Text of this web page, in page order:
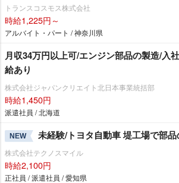
トランスコスモス株式会社
時給1,225円～
アルバイト・パート / 神奈川県
月収34万円以上可/エンジン部品の製造/入
給あり
株式会社ジャパンクリエイト北日本事業統括部
時給1,450円
派遣社員 / 北海道
NEW 未経験/トヨタ自動車 堤工場で部
株式会社テクノスマイル
時給2,100円
正社員 / 派遣社員 / 愛知県